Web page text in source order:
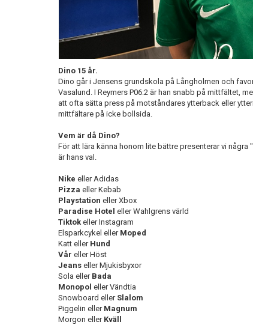
Dino 15 år.
Dino går i Jensens grundskola på Långholmen och
Vasalund. I Reymers P06:2 är han snabb på mittfältet,
att ofta sätta press på motståndares ytterback eller
mittfältare på icke bollsida.
Vem är då Dino?
För att lära känna honom lite bättre presenterar vi
är hans val.
Nike eller Adidas
Pizza eller Kebab
Playstation eller Xbox
Paradise Hotel eller Wahlgrens värld
Tiktok eller Instagram
Elsparkcykel eller Moped
Katt eller Hund
Vår eller Höst
Jeans eller Mjukisbyxor
Sola eller Bada
Monopol eller Vändtia
Snowboard eller Slalom
Piggelin eller Magnum
Morgon eller Kväll